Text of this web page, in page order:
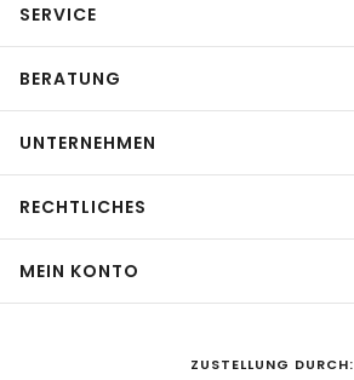
SERVICE
BERATUNG
UNTERNEHMEN
RECHTLICHES
MEIN KONTO
ZUSTELLUNG DURCH: